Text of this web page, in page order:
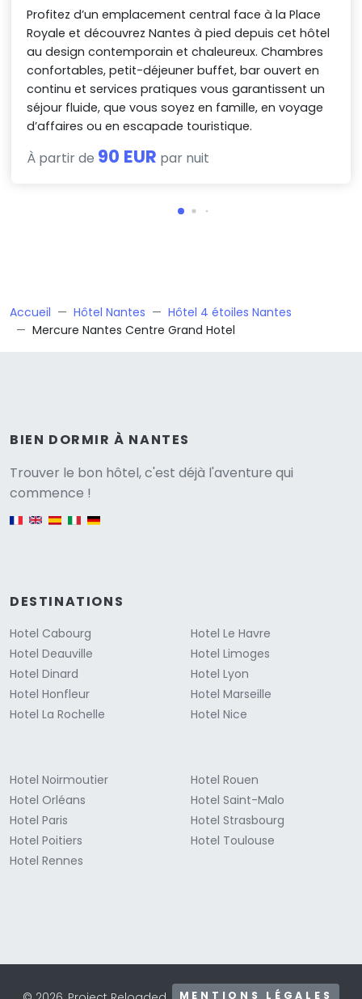
Profitez d’un emplacement central face à la Place
Royale et découvrez Nantes à pied depuis cet hôtel
au design contemporain et chaleureux. Chambres
confortables, petit-déjeuner buffet, bar ouvert en
continu et services pratiques vous garantissent un
séjour fluide, que vous soyez en famille, en voyage
d’affaires ou en escapade touristique.
À partir de 90 EUR par nuit
Accueil Hôtel Nantes
Hôtel 4 étoiles Nantes
Mercure Nantes Centre Grand Hotel
BIEN DORMIR À NANTES
Trouver le bon hôtel, c'est déjà l'aventure qui
commence !
English version
DESTINATIONS
Hotel Cabourg
Hotel Deauville
Hotel Dinard
Hotel Honfleur
Hotel La Rochelle
Hotel Le Havre
Hotel Limoges
Hotel Lyon
Hotel Marseille
Hotel Nice
Hotel Noirmoutier
Hotel Orléans
Hotel Paris
Hotel Poitiers
Hotel Rennes
Hotel Rouen
Hotel Saint-Malo
Hotel Strasbourg
Hotel Toulouse
MENTIONS LÉGALES